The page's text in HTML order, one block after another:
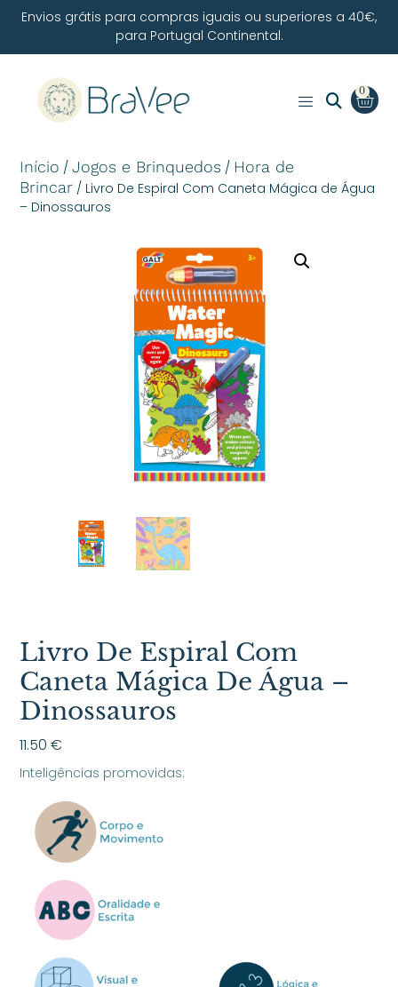
Envios grátis para compras iguais ou superiores a 40€,
para Portugal Continental.
0
Início /Jogos e Brinquedos / Hora de
Brincar / Livro De Espiral Com Caneta Mágica de Água
– Dinossauros
Livro De Espiral Com
Caneta Mágica De Água –
Dinossauros
11.50€
Inteligências promovidas: